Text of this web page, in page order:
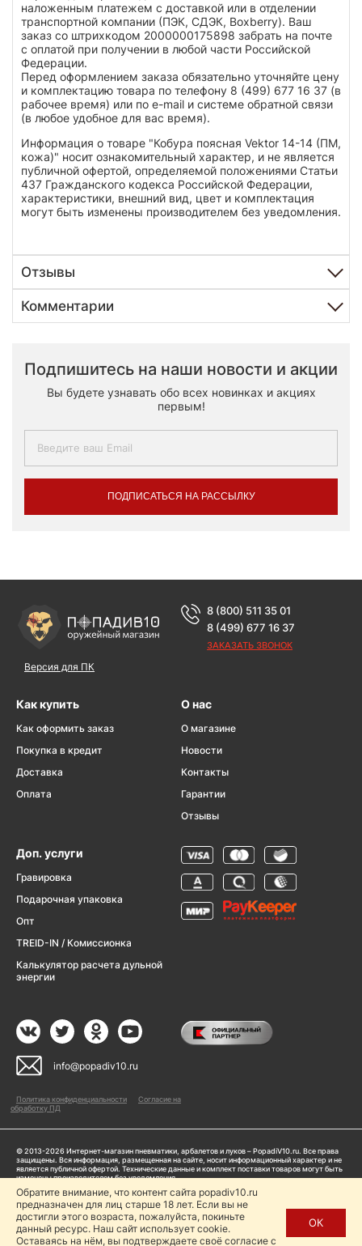
наложенным платежем с доставкой или в отделении
транспортной компании (ПЭК, СДЭК, Boxberry). Ваш
заказ со штрихкодом 2000000175898 забрать на почте
с оплатой при получении в любой части Российской
Федерации.
Перед оформлением заказа обязательно уточняйте цену
и комплектацию товара по телефону 8 (499) 677 16 37 (в
рабочее время) или по e-mail и системе обратной связи
(в любое удобное для вас время).
Информация о товаре "Кобура поясная Vektor 14-14 (ПМ,
кожа)" носит ознакомительный характер, и не является
публичной офертой, определяемой положениями Статьи
437 Гражданского кодекса Российской Федерации,
характеристики, внешний вид, цвет и комплектация
могут быть изменены производителем без уведомления.
Отзывы
Комментарии
Подпишитесь на наши новости и акции
Вы будете узнавать обо всех новинках и акциях
первым!
ПОДПИСАТЬСЯ НА РАССЫЛКУ
Версия для ПК
8 (800) 511 35 01
8 (499) 677 16 37
ЗАКАЗАТЬ ЗВОНОК
Как купить
Как оформить заказ
Покупка в кредит
Доставка
Оплата
О нас
О магазине
Новости
Контакты
Гарантии
Отзывы
Доп. услуги
Гравировка
Подарочная упаковка
Опт
TREID-IN / Комиссионка
Калькулятор расчета дульной
энергии
info@popadiv10.ru
Политика конфиденциальности
Согласие на
обработку ПД
© 2013-2026 Интернет-магазин пневматики, арбалетов и луков – PopadiV10.ru. Все права
защищены. Вся информация, размещенная на сайте, носит информационный характер и не
является публичной офертой. Технические данные и комплект поставки товаров могут быть
изменены производителем без уведомления
Пользуясь сайтом Popadiv10.ru, пользователь автоматически соглашается с условиями,
прописанными в
Политике конфиденциальности
Копирование любой информации (тексты, фото, видео и др.) с сайта Popadiv10 запрещено,
за исключением наличия письменного согласия администрации сайта Popadiv10.
Обратите внимание, что контент сайта popadiv10.ru
предназначен для лиц старше 18 лет. Если вы не
достигли этого возраста, пожалуйста, покиньте
данный ресурс. Наш сайт использует cookie.
Оставаясь на нём, вы подтверждаете своё согласие с
ОК